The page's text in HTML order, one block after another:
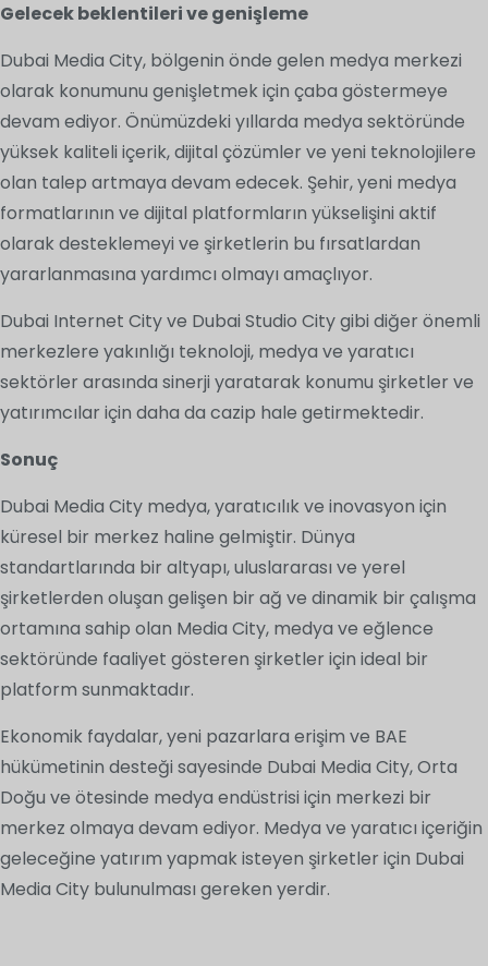
Gelecek beklentileri ve genişleme
Dubai Media City, bölgenin önde gelen medya merkezi
olarak konumunu genişletmek için çaba göstermeye
devam ediyor. Önümüzdeki yıllarda medya sektöründe
yüksek kaliteli içerik, dijital çözümler ve yeni teknolojilere
olan talep artmaya devam edecek. Şehir, yeni medya
formatlarının ve dijital platformların yükselişini aktif
olarak desteklemeyi ve şirketlerin bu fırsatlardan
yararlanmasına yardımcı olmayı amaçlıyor.
Dubai Internet City ve Dubai Studio City gibi diğer önemli
merkezlere yakınlığı teknoloji, medya ve yaratıcı
sektörler arasında sinerji yaratarak konumu şirketler ve
yatırımcılar için daha da cazip hale getirmektedir.
Sonuç
Dubai Media City medya, yaratıcılık ve inovasyon için
küresel bir merkez haline gelmiştir. Dünya
standartlarında bir altyapı, uluslararası ve yerel
şirketlerden oluşan gelişen bir ağ ve dinamik bir çalışma
ortamına sahip olan Media City, medya ve eğlence
sektöründe faaliyet gösteren şirketler için ideal bir
platform sunmaktadır.
Ekonomik faydalar, yeni pazarlara erişim ve BAE
hükümetinin desteği sayesinde Dubai Media City, Orta
Doğu ve ötesinde medya endüstrisi için merkezi bir
merkez olmaya devam ediyor. Medya ve yaratıcı içeriğin
geleceğine yatırım yapmak isteyen şirketler için Dubai
Media City bulunulması gereken yerdir.